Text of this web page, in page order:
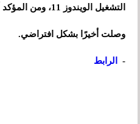
التشغيل الويندوز
وصلت أخيرًا بشكل افتراضي.
- الرابط